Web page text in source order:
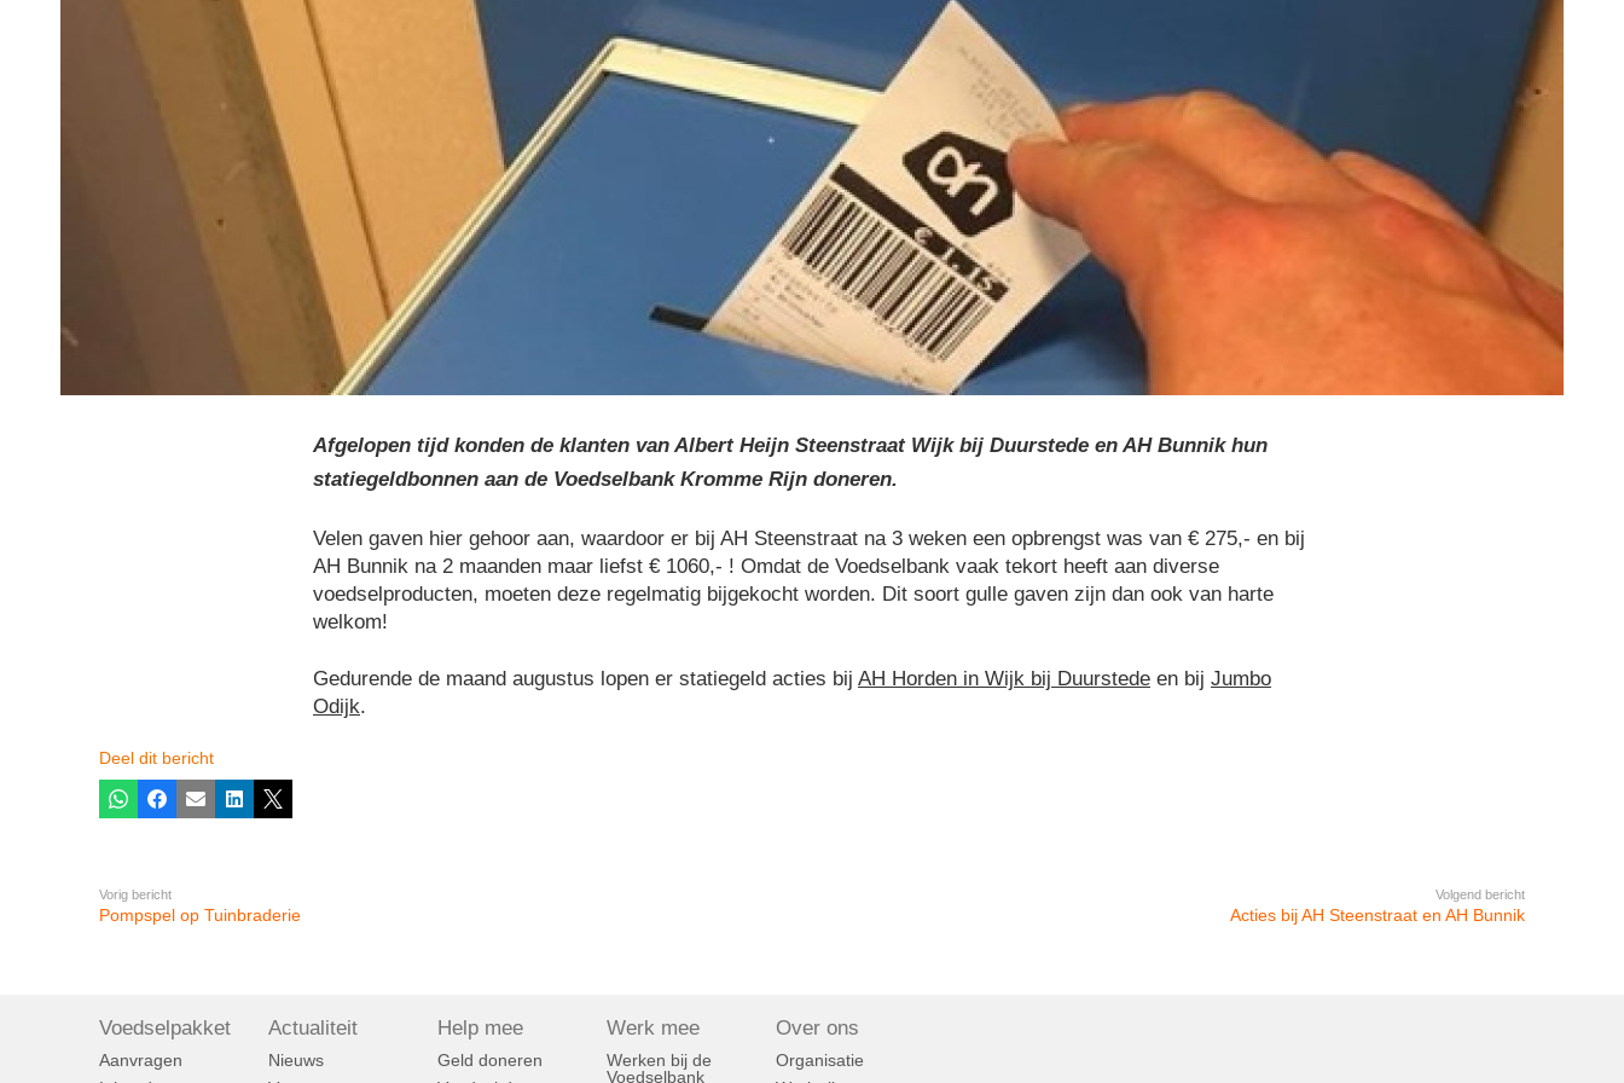
Afgelopen tijd konden de klanten van Albert Heijn Steenstraat Wijk bij Duurstede en AH Bunnik hun
statiegeldbonnen aan de Voedselbank Kromme Rijn doneren.
Velen gaven hier gehoor aan, waardoor er bij AH Steenstraat na 3 weken een opbrengst was van € 275,- en bij
AH Bunnik na 2 maanden maar liefst € 1060,- ! Omdat de Voedselbank vaak tekort heeft aan diverse
voedselproducten, moeten deze regelmatig bijgekocht worden. Dit soort gulle gaven zijn dan ook van harte
welkom!
Gedurende de maand augustus lopen er statiegeld acties bij AH Horden in Wijk bij Duurstede en bij Jumbo
Odijk.
Deel dit bericht
WhatsappFacebook
E-mailLinkedIn
X
Vorig bericht
Pompspel op Tuinbraderie
Volgend bericht
Acties bij AH Steenstraat en AH Bunnik
Voedselpakket
Aanvragen
Actualiteit
Nieuws
Help mee
Geld doneren
Werk mee
Werken bij de
Voedselbank
Over ons
Organisatie